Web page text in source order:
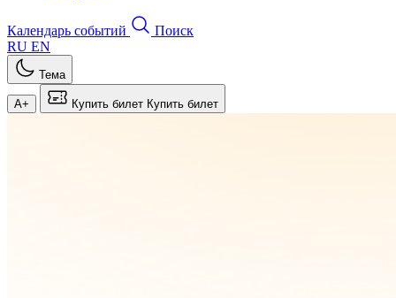
Календарь событий
Поиск
RU EN
Тема
A+ Купить билет Купить билет